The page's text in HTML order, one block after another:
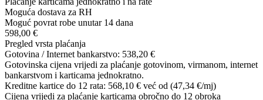
Moguća dostava za RH
Moguć povrat robe unutar 14 dana
598,00 €
Pregled vrsta plaćanja
Gotovina / Internet bankarstvo: 538,20 €
Gotovinska cijena vrijedi za plaćanje gotovinom, virmanom, internet
bankarstvom i karticama jednokratno.
Kreditne kartice do 12 rata: 568,10 € već od (47,34 €/mj)
Cijena vrijedi za plaćanje karticama obročno do 12 obroka